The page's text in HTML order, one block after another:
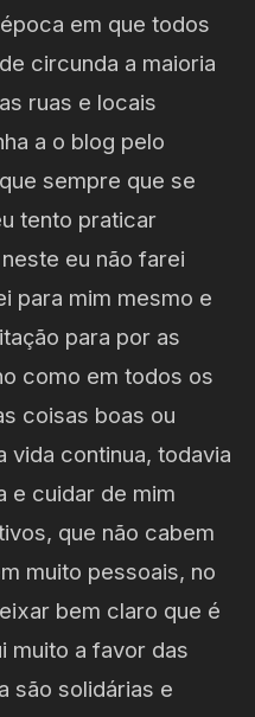
em que todos
circunda a maioria
ruas e locais
a o blog pelo
sempre que se
tento praticar
eu não farei
para mim mesmo e
para por as
como em todos os
coisas boas ou
vida continua, todavia
e cuidar de mim
que não cabem
muito pessoais, no
bem claro que é
muito a favor das
são solidárias e